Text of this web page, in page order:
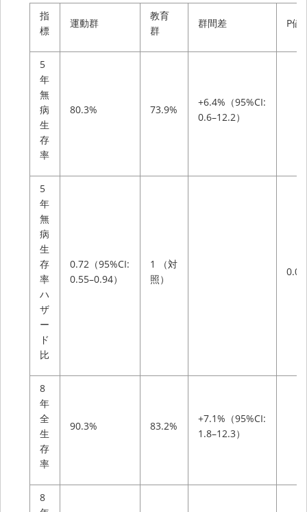
指
標
運動群
教育
群
群間差 P値
5
年
無
病
生
存
率
80.3% 73.9%
+6.4%（95%CI:
0.6–12.2）
5
年
無
病
生
存
率
ハ
ザ
ー
ド
比
0.72（95%CI:
0.55–0.94）
1 （対
照）
0.02
8
年
全
生
存
率
90.3% 83.2%
+7.1%（95%CI:
1.8–12.3）
8